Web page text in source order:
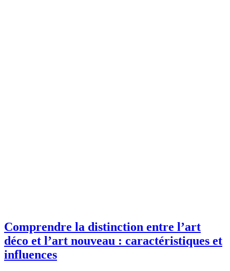
Comprendre la distinction entre l’art
déco et l’art nouveau : caractéristiques et
influences